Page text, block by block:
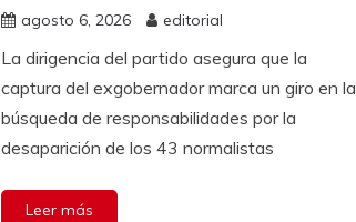
agosto 6, 2026 editorial
La dirigencia del partido asegura que la
captura del exgobernador marca un giro en la
búsqueda de responsabilidades por la
desaparición de los 43 normalistas
Leer más